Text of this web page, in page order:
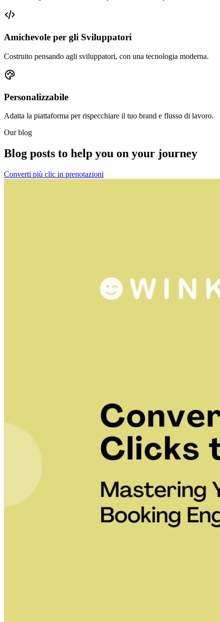
Amichevole per gli Sviluppatori
Costruito pensando agli sviluppatori, con una tecnologia moderna.
Personalizzabile
Adatta la piattaforma per rispecchiare il tuo brand e flusso di lavoro.
Our blog
Blog posts to help you on your journey
Converti più clic in prenotazioni